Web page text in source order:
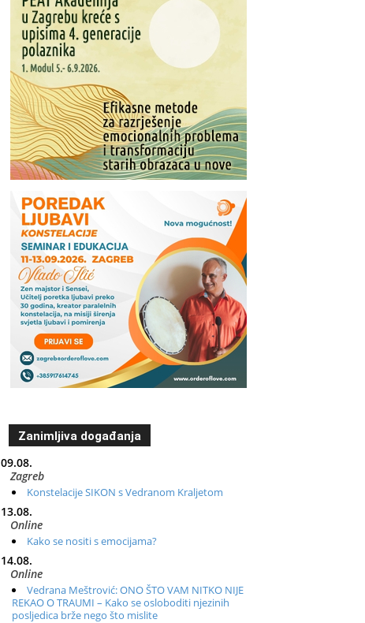
Zanimljiva događanja
09.08.
Zagreb
Konstelacije SIKON s Vedranom Kraljetom
13.08.
Online
Kako se nositi s emocijama?
14.08.
Online
Vedrana Meštrović: ONO ŠTO VAM NITKO NIJE
REKAO O TRAUMI – Kako se osloboditi njezinih
posljedica brže nego što mislite